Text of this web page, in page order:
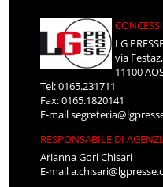
LG
via
11100
Tel: 0165.231711
Fax: 0165.1820141
E-mail
RESPONSABILE DI
Arianna Gori Chisari
E-mail